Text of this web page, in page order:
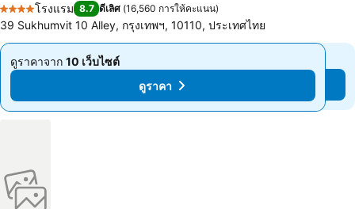
4 ดาว
โรงแรม 8.7 ดีเลิศ (16,560 การให้คะแนน)
39 Sukhumvit 10 Alley, กรุงเทพฯ, 10110, ประเทศไทย
ดูราคาจาก 10 เว็บไซต์
จาก
ดูราคา
ดูราคาจาก 10 เว็บไซต์
จาก
฿1,520 ดูราคา